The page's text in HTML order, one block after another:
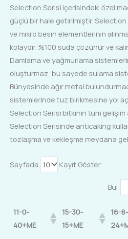
Selection Serisi içerisindeki özel
güçlü bir hale getirilmiştir.
ve mikro besin elementlerinin
kolaydır. %100 suda çözünür ve
Damlama ve yağmurlama
oluşturmaz, bu sayede sulama
Bünyesinde ağır metal
sistemlerinde tuz birikmesine yol
Selection Serisi bitkinin tüm gelişim
Selection Serisinde anticaking
tozlaşma ve kekleşme meydana
Sayfada Kayıt Göster
Bul:
11-0-
40+ME
15-30-
15+ME
16-8-